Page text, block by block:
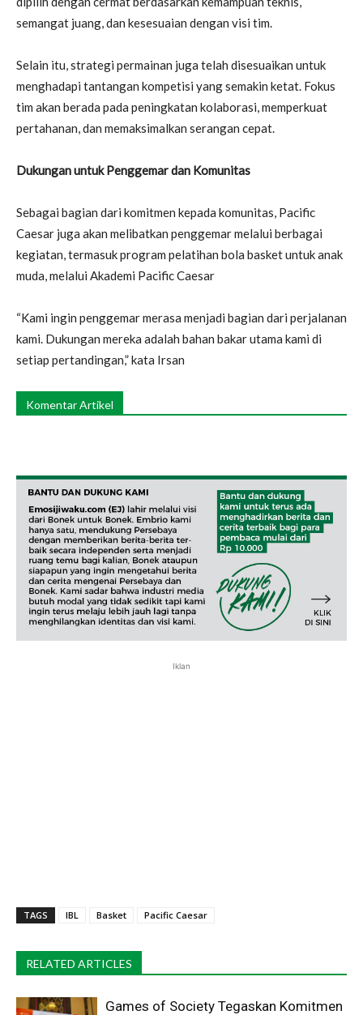
semangat juang, dan kesesuaian dengan visi tim.
Selain itu, strategi permainan juga telah disesuaikan untuk
menghadapi tantangan kompetisi yang semakin ketat. Fokus
tim akan berada pada peningkatan kolaborasi, memperkuat
pertahanan, dan memaksimalkan serangan cepat.
Dukungan untuk Penggemar dan Komunitas
Sebagai bagian dari komitmen kepada komunitas, Pacific
Caesar juga akan melibatkan penggemar melalui berbagai
kegiatan, termasuk program pelatihan bola basket untuk anak
muda, melalui Akademi Pacific Caesar
“Kami ingin penggemar merasa menjadi bagian dari perjalanan
kami. Dukungan mereka adalah bahan bakar utama kami di
setiap pertandingan,” kata Irsan
Komentar Artikel
Iklan
TAGS IBL Basket Pacific Caesar
RELATED ARTICLES
Games of Society Tegaskan Komitmen